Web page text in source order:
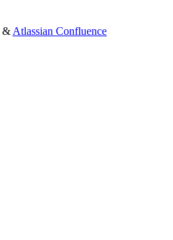
& Atlassian Confluence